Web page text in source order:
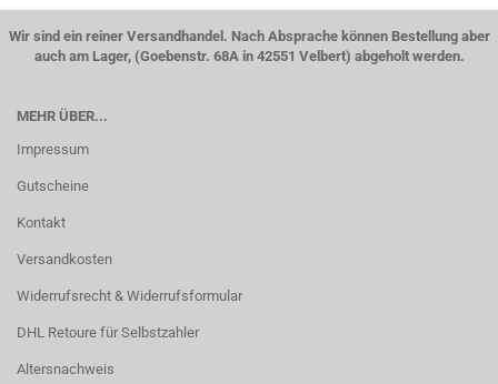
Wir sind ein reiner Versandhandel. Nach Absprache können Bestellung aber
auch am Lager, (Goebenstr. 68A in 42551 Velbert) abgeholt werden.
MEHR ÜBER...
Impressum
Gutscheine
Kontakt
Versandkosten
Widerrufsrecht & Widerrufsformular
DHL Retoure für Selbstzahler
Altersnachweis